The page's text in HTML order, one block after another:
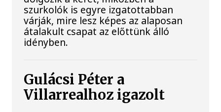
szurkolók is egyre izgatottabban
várják, mire lesz képes az alaposan
átalakult csapat az előttünk álló
idényben.
Gulácsi Péter a
Villarrealhoz igazolt